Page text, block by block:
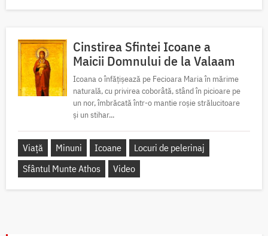
Cinstirea Sfintei Icoane a
Maicii Domnului de la Valaam
Icoana o înfățișează pe Fecioara Maria în mărime
naturală, cu privirea coborâtă, stând în picioare pe
un nor, îmbrăcată într-o mantie roșie strălucitoare
și un stihar...
Viață Minuni Icoane
Locuri de pelerinaj
Sfântul Munte Athos
Video